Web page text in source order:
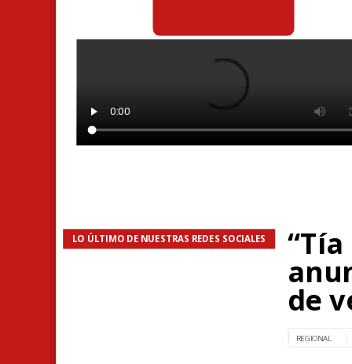
LO ÚLTIMO DE NUESTRAS REDES SOCIALES
de
REGIONAL